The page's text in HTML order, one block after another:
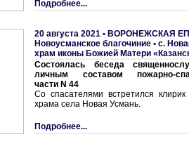
Подробнее...
20 августа 2021 • ВОРОНЕЖСКАЯ
Новоусманское благочиние • с.
храм иконы Божией Матери
Состоялась беседа
личным составом пожарно-
части N 44
Со спасателями встретился клирик
храма села Новая Усмань.
Подробнее...